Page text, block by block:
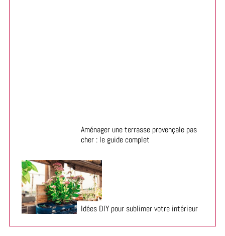
Aménager une terrasse provençale pas
cher : le guide complet
Idées DIY pour sublimer votre intérieur